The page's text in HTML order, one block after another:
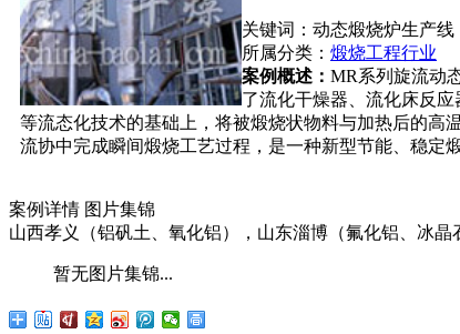
关键词：动态煅烧炉生产线
所属分类： 煅烧工程行业
案例概述： MR系列旋流动
了流化干燥器、流化床反应
等流态化技术的基础上，将被煅烧状物料与加热后的高
流协中完成瞬间煅烧工艺过程，是一种新型节能、稳定煅
案例详情 图片集锦
山西孝义（铝矾土、氧化铝），山东淄博（氟化铝、冰
暂无图片集锦...